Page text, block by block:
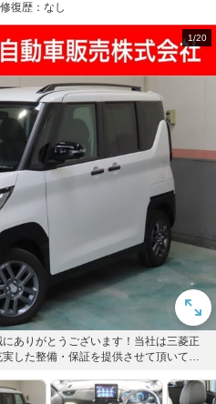
修復歴： なし
1/20
ありがとうございます！当社は三菱正
した整備・保証を提供させて頂いてお